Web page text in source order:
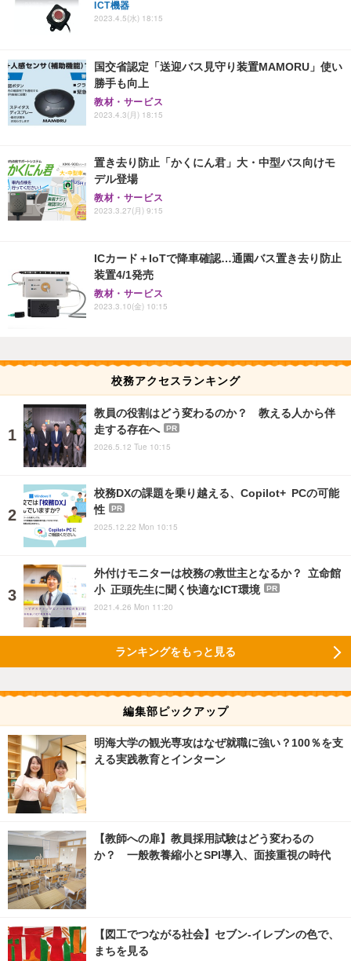
ICT機器
2023.4.5(水) 18:15
国交省認定「送迎バス見守り装置MAMORU」使い
勝手も向上
教材・サービス
2023.4.3(月) 18:15
置き去り防止「かくにん君」大・中型バス向けモ
デル登場
教材・サービス
2023.3.27(月) 9:15
ICカード＋IoTで降車確認…通園バス置き去り防止
装置4/1発売
教材・サービス
2023.3.10(金) 10:15
校務アクセスランキング
教員の役割はどう変わるのか？ 教える人から伴
走する存在へ
PR
2026.5.12 Tue 10:15
校務DXの課題を乗り越える、Copilot+ PCの可能
性
PR
2025.12.22 Mon 10:15
外付けモニターは校務の救世主となるか？ 立命館
小 正頭先生に聞く快適なICT環境
PR
2021.4.26 Mon 11:20
ランキングをもっと見る
編集部ピックアップ
明海大学の観光専攻はなぜ就職に強い？100％を支
える実践教育とインターン
【教師への扉】教員採用試験はどう変わるの
か？ 一般教養縮小とSPI導入、面接重視の時代
【図工でつながる社会】セブン‐イレブンの色で、
まちを見る